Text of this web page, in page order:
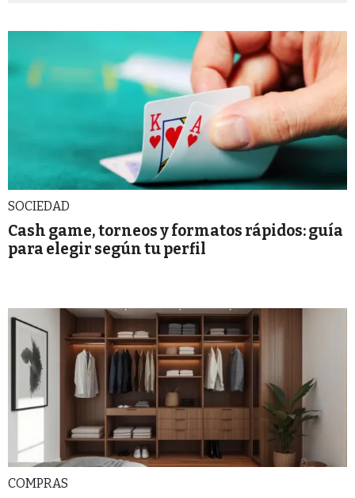
SOCIEDAD
Cash game, torneos y formatos rápidos: guía
para elegir según tu perfil
COMPRAS